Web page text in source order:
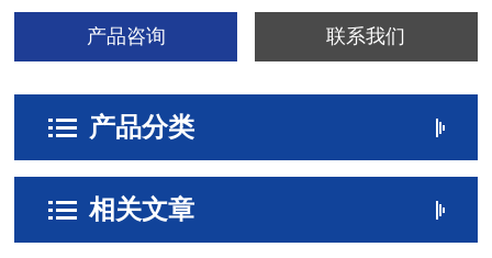
产品咨询 联系我们
产品分类
相关文章